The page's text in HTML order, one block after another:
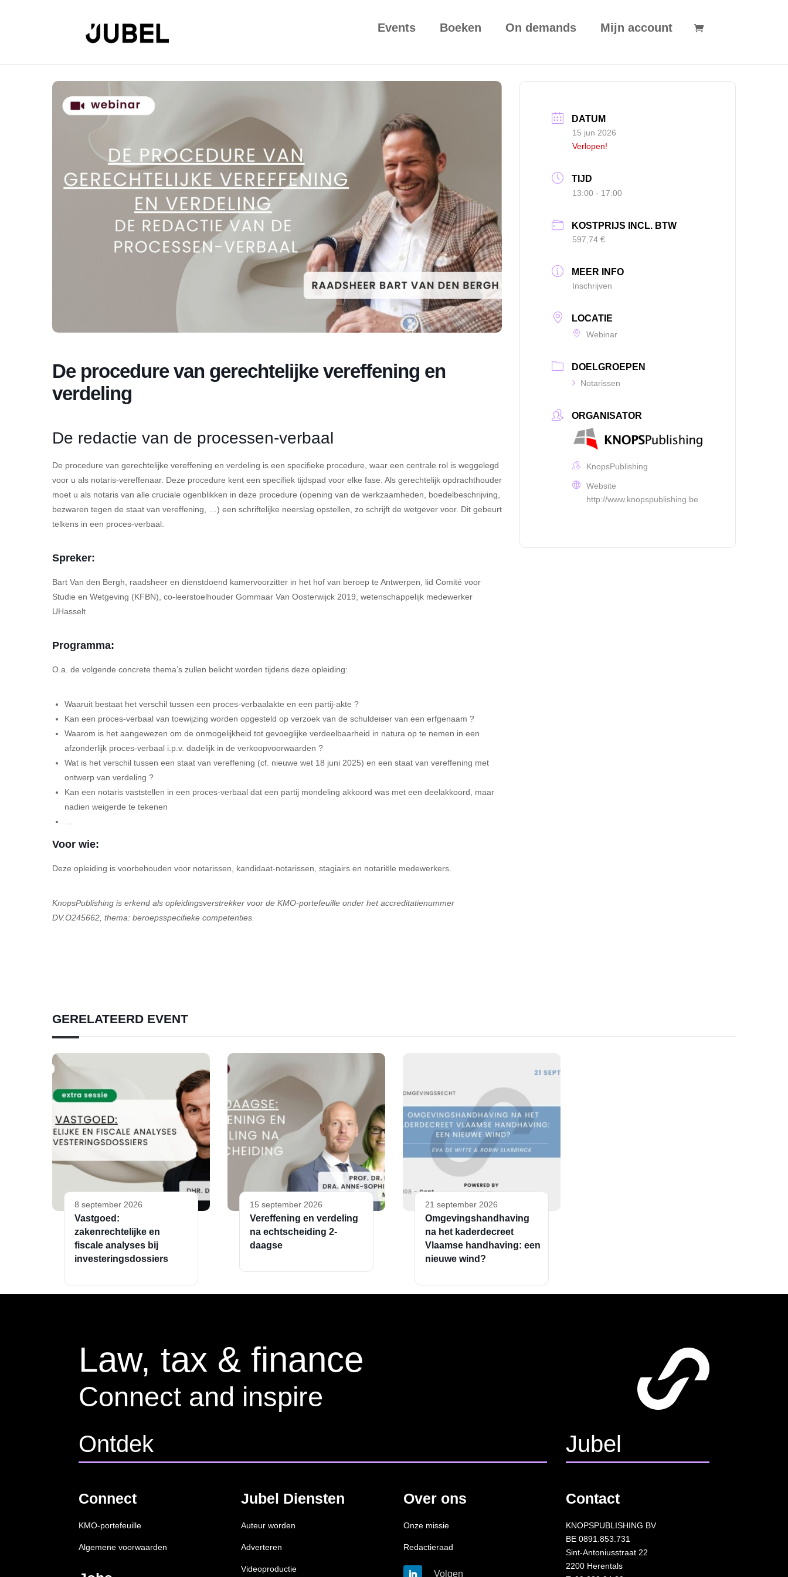
Events Boeken On demands Mijn account
De procedure van gerechtelijke vereffening en
verdeling
De redactie van de processen-verbaal
De procedure van gerechtelijke vereffening en verdeling is een specifieke procedure, waar een centrale rol is weggelegd
voor u als notaris-vereffenaar. Deze procedure kent een specifiek tijdspad voor elke fase. Als gerechtelijk opdrachthouder
moet u als notaris van alle cruciale ogenblikken in deze procedure (opening van de werkzaamheden, boedelbeschrijving,
bezwaren tegen de staat van vereffening, …) een schriftelijke neerslag opstellen, zo schrijft de wetgever voor. Dit gebeurt
telkens in een proces-verbaal.
Spreker:
Bart Van den Bergh, raadsheer en dienstdoend kamervoorzitter in het hof van beroep te Antwerpen, lid Comité voor
Studie en Wetgeving (KFBN), co-leerstoelhouder Gommaar Van Oosterwijck 2019, wetenschappelijk medewerker
UHasselt
Programma:
O.a. de volgende concrete thema’s zullen belicht worden tijdens deze opleiding:
Waaruit bestaat het verschil tussen een proces-verbaalakte en een partij-akte ?
Kan een proces-verbaal van toewijzing worden opgesteld op verzoek van de schuldeiser van een erfgenaam ?
Waarom is het aangewezen om de onmogelijkheid tot gevoeglijke verdeelbaarheid in natura op te nemen in een
afzonderlijk proces-verbaal i.p.v. dadelijk in de verkoopvoorwaarden ?
Wat is het verschil tussen een staat van vereffening (cf. nieuwe wet 18 juni 2025) en een staat van vereffening met
ontwerp van verdeling ?
Kan een notaris vaststellen in een proces-verbaal dat een partij mondeling akkoord was met een deelakkoord, maar
nadien weigerde te tekenen
…
Voor wie:
Deze opleiding is voorbehouden voor notarissen, kandidaat-notarissen, stagiairs en notariële medewerkers.
KnopsPublishing is erkend als opleidingsverstrekker voor de KMO-portefeuille onder het accreditatienummer
DV.O245662, thema: beroepsspecifieke competenties.
DATUM
15 jun 2026
Verlopen!
TIJD
13:00 - 17:00
KOSTPRIJS INCL. BTW
597,74 €
MEER INFO
Inschrijven
LOCATIE
Webinar
DOELGROEPEN
Notarissen
ORGANISATOR
KnopsPublishing
Website
http://www.knopspublishing.be
GERELATEERD EVENT
8 september 2026
Vastgoed:
zakenrechtelijke en
fiscale analyses bij
investeringsdossiers
15 september 2026
Vereffening en verdeling
na echtscheiding 2-
daagse
21 september 2026
Omgevingshandhaving
na het kaderdecreet
Vlaamse handhaving: een
nieuwe wind?
Law, tax & finance
Connect and inspire
Ontdek Jubel
Connect
KMO-portefeuille
Algemene voorwaarden
Jubel Diensten
Auteur worden
Adverteren
Videoproductie
Over ons
Onze missie
Redactieraad
Volgen
Contact
KNOPSPUBLISHING BV
BE 0891.853.731
Sint-Antoniusstraat 22
2200 Herentals